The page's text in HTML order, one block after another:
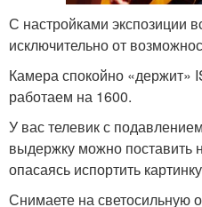
С настройками экспозиции
исключительно от
Камера спокойно «держит»
работаем на 1600.
У вас телевик с
выдержку можно поставить
опасаясь испортить
Снимаете на светосильную